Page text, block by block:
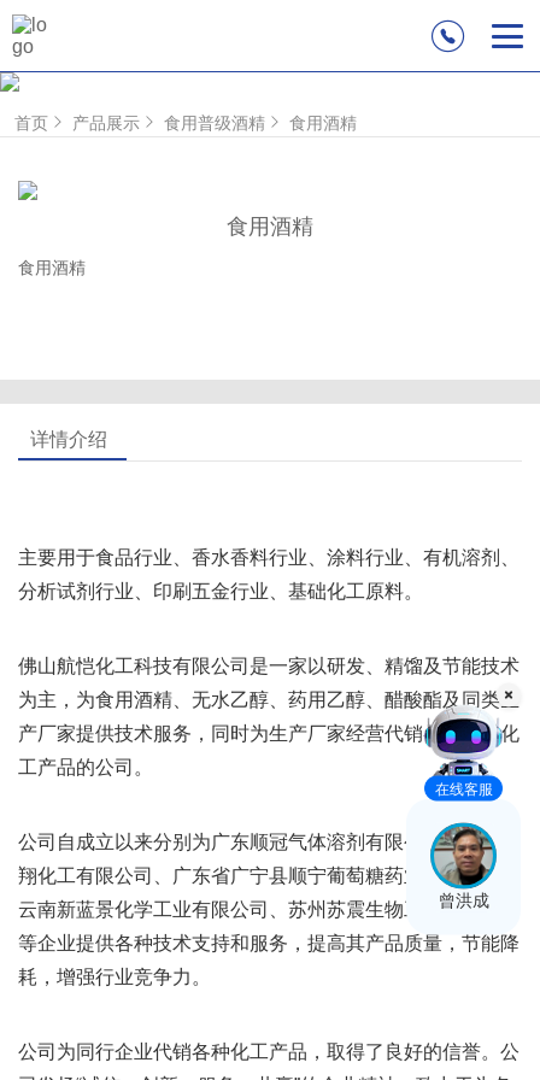
首页 产品展示 食用普级酒精 食用酒精
食用酒精
食用酒精
详情介绍
主要用于食品行业、香水香料行业、涂料行业、有机溶剂、
分析试剂行业、印刷五金行业、基础化工原料。
佛山航恺化工科技有限公司是一家以研发、精馏及节能技术
为主，为食用酒精、无水乙醇、药用乙醇、醋酸酯及同类生
产厂家提供技术服务，同时为生产厂家经营代销各种优质化
工产品的公司。
公司自成立以来分别为广东顺冠气体溶剂有限公司、广东顺
翔化工有限公司、广东省广宁县顺宁葡萄糖药业有限公司、
云南新蓝景化学工业有限公司、苏州苏震生物工程有限公司
等企业提供各种技术支持和服务，提高其产品质量，节能降
耗，增强行业竞争力。
公司为同行企业代销各种化工产品，取得了良好的信誉。公
在线客服
曾洪成